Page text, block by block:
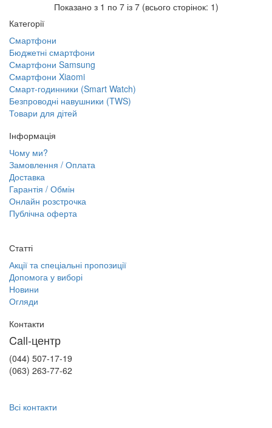
Показано з 1 по 7 із 7 (всього сторінок: 1)
Категорії
Смартфони
Бюджетні смартфони
Смартфони Samsung
Смартфони Xiaomi
Смарт-годинники (Smart Watch)
Безпроводні навушники (TWS)
Товари для дітей
Інформація
Чому ми?
Замовлення / Оплата
Доставка
Гарантія / Обмін
Онлайн розстрочка
Публічна оферта
Статті
Акції та спеціальні пропозиції
Допомога у виборі
Новини
Огляди
Контакти
Call-центр
(044) 507-17-19
(063) 263-77-62
Всі контакти